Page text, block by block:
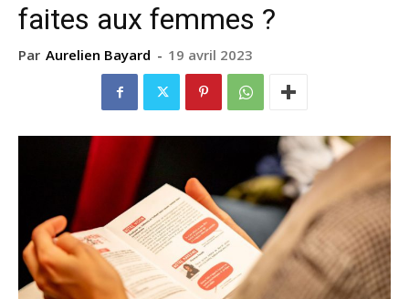
faites aux femmes ?
Par Aurelien Bayard - 19 avril 2023